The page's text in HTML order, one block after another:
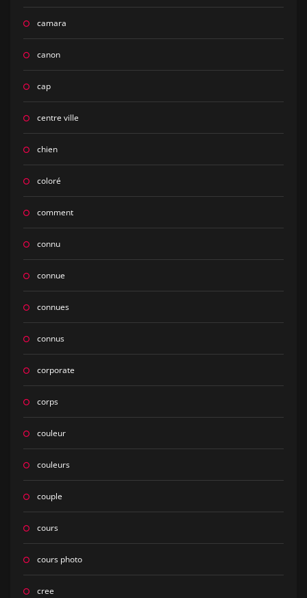
camara
canon
cap
centre ville
chien
coloré
comment
connu
connue
connues
connus
corporate
corps
couleur
couleurs
couple
cours
cours photo
cree